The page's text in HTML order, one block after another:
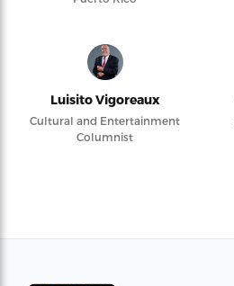
Luisito Vigoreaux
Cultural and Entertainment
Columnist